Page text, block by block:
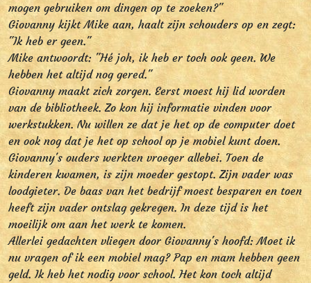
mogen gebruiken om dingen op te zoeken?"
Giovanny kijkt Mike aan, haalt zijn schouders op en zegt:
"Ik heb er geen."
Mike antwoordt: "Hé joh, ik heb er toch ook geen. We
hebben het altijd nog gered."
Giovanny maakt zich zorgen. Eerst moest hij lid worden
van de bibliotheek. Zo kon hij informatie vinden voor
werkstukken. Nu willen ze dat je het op de computer doet
en ook nog dat je het op school op je mobiel kunt doen.
Giovanny's ouders werkten vroeger allebei. Toen de
kinderen kwamen, is zijn moeder gestopt. Zijn vader was
loodgieter. De baas van het bedrijf moest besparen en toen
heeft zijn vader ontslag gekregen. In deze tijd is het
moeilijk om aan het werk te komen.
Allerlei gedachten vliegen door Giovanny's hoofd: Moet ik
nu vragen of ik een mobiel mag? Pap en mam hebben geen
geld. Ik heb het nodig voor school. Het kon toch altijd